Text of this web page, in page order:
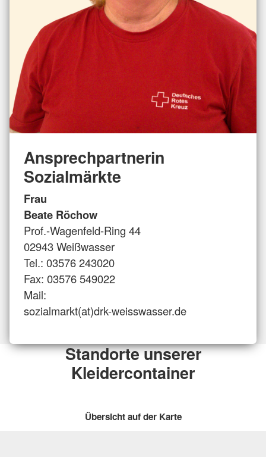
Ansprechpartnerin
Sozialmärkte
Frau
Beate Röchow
Prof.-Wagenfeld-Ring 44
02943 Weißwasser
Tel.: 03576 243020
Fax: 03576 549022
Mail:
sozialmarkt(at)drk-weisswasser.de
Standorte unserer
Kleidercontainer
Übersicht auf der Karte